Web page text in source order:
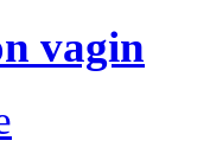
vagin